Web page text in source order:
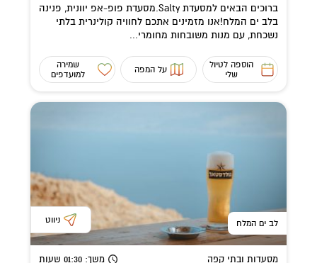
ברוכים הבאים למסעדת Salty.מסעדת פופ-אפ יוונית, פנינה
בלב ים המלח!אנו מזמינים אתכם לחוויה קולינרית בלתי
נשכחת, עם מנות משובחות מחומרי...
הוספה לטיול
שלי
על המפה
שמירה
למועדפים
לב ים המלח ניווט
מסעדות ובתי קפה משך: 01:30 שעות